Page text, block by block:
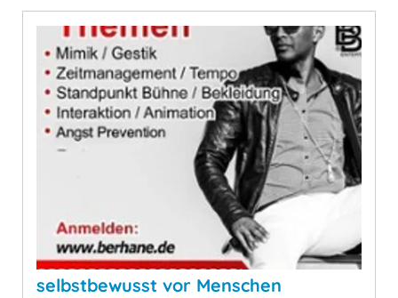
selbstbewusst vor Menschen